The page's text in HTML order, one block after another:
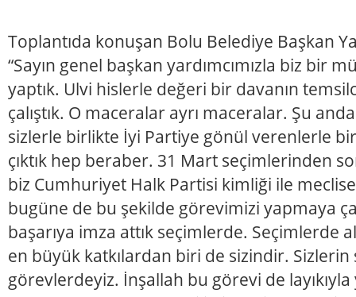
Toplantıda konuşan Bolu Belediye Başkan
“Sayın genel başkan yardımcımızla biz bir
yaptık. Ulvi hislerle değeri bir davanın
çalıştık. O maceralar ayrı maceralar. Şu
sizlerle birlikte İyi Partiye gönül verenlerle
çıktık hep beraber. 31 Mart seçimlerinden
biz Cumhuriyet Halk Partisi kimliği ile
bugüne de bu şekilde görevimizi yapmaya
başarıya imza attık seçimlerde. Seçimlerde
en büyük katkılardan biri de sizindir.
görevlerdeyiz. İnşallah bu görevi de layıkıyla